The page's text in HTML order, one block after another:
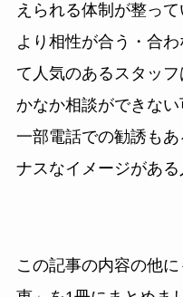
えられる体制が整っ
より相性が合う・合
て人気のあるスタッ
かなか相談ができない
一部電話での勧誘も
ナスなイメージがある
この記事の内容の他に